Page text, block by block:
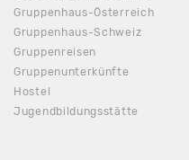
Gruppenhaus-Österreich
Gruppenhaus-Schweiz
Gruppenreisen
Gruppenunterkünfte
Hostel
Jugendbildungsstätte